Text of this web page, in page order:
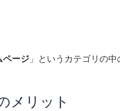
ページ 」というカテゴリの中
メリット